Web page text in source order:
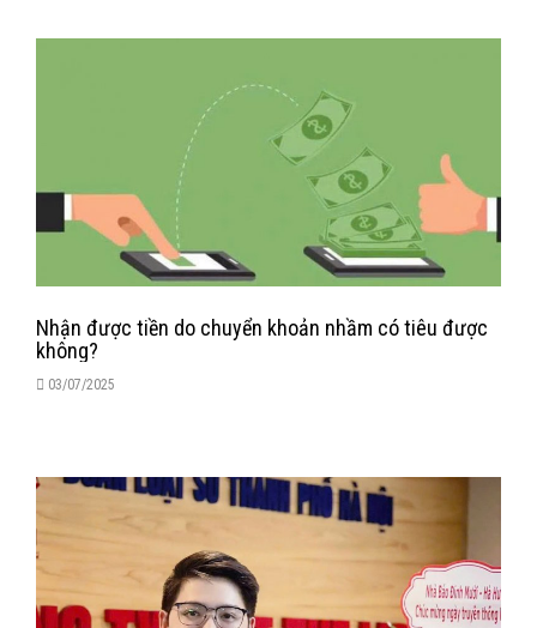
Nhận được tiền do chuyển khoản nhầm có tiêu được
không?
03/07/2025